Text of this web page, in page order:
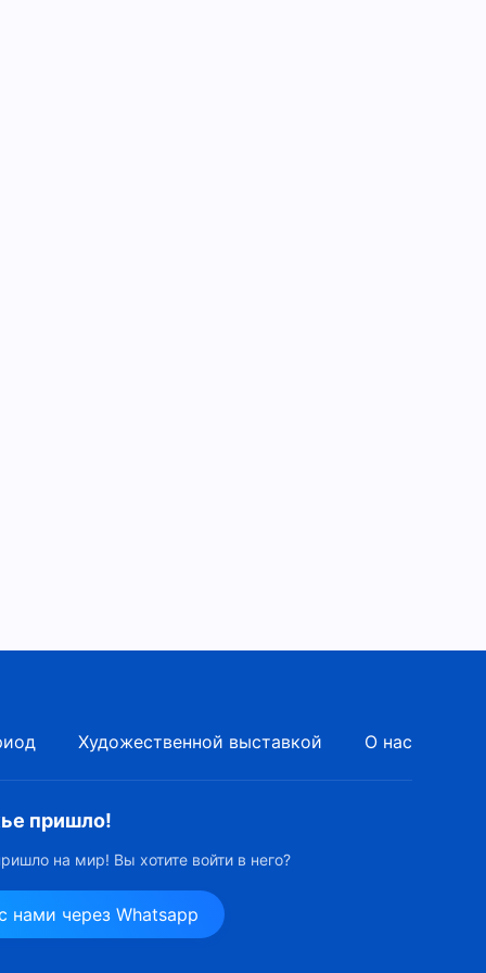
Художественной выставкой О нас
пришло!
на мир! Вы хотите войти в него?
нами через Whatsapp